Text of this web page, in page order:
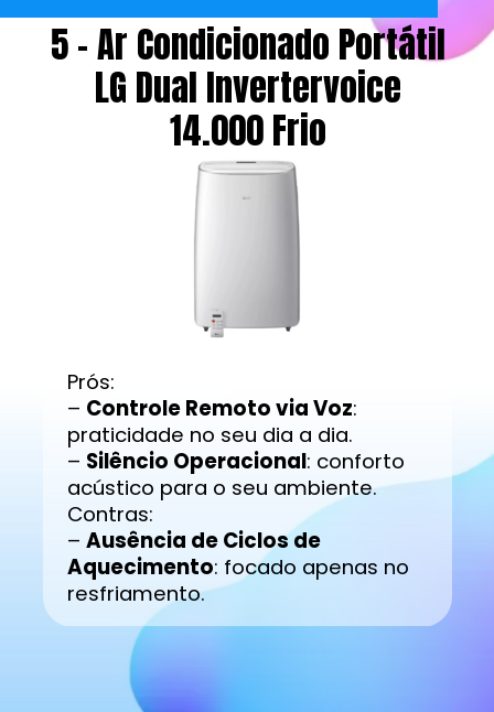
5 - Ar Condicionado Portátil
LG Dual Invertervoice
14.000 Frio
Prós:
– Controle Remoto via Voz:
praticidade no seu dia a dia.
– Silêncio Operacional: conforto
acústico para o seu ambiente.
Contras:
– Ausência de Ciclos de
Aquecimento: focado apenas no
resfriamento.